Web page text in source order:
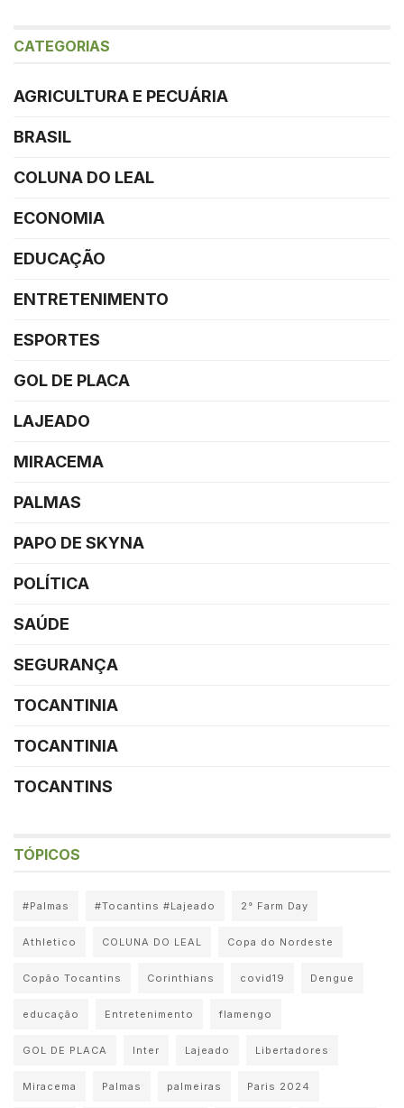
CATEGORIAS
AGRICULTURA E PECUÁRIA
BRASIL
COLUNA DO LEAL
ECONOMIA
EDUCAÇÃO
ENTRETENIMENTO
ESPORTES
GOL DE PLACA
LAJEADO
MIRACEMA
PALMAS
PAPO DE SKYNA
POLÍTICA
SAÚDE
SEGURANÇA
TOCANTINIA
TOCANTINIA
TOCANTINS
TÓPICOS
#Palmas #Tocantins #Lajeado 2° Farm Day
Athletico COLUNA DO LEAL Copa do Nordeste
Copão Tocantins Corinthians covid19 Dengue
educação Entretenimento flamengo
GOL DE PLACA Inter Lajeado Libertadores
Miracema Palmas palmeiras Paris 2024